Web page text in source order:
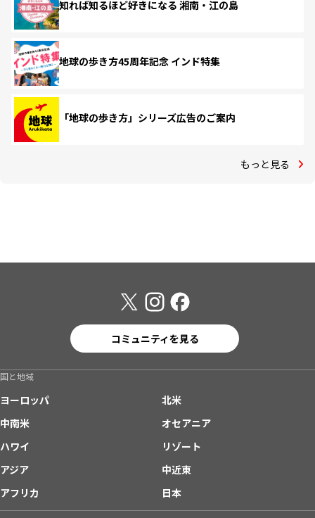
知れば知るほど好きになる 湘南・江の島
地球の歩き方45周年記念 インド特集
「地球の歩き方」シリーズ広告のご案内
もっと見る
コミュニティを見る
国と地域
ヨーロッパ
北米
中南米
オセアニア
ハワイ
リゾート
アジア
中近東
アフリカ
日本